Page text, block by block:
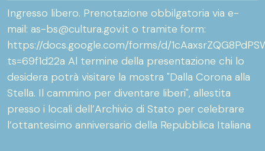
hanno costruito la nostra. A volte basta un nome,
una data, un commento annotato a margine per
cambiare la lettura di un’intera genealogia emotiva.
È da qui che nasce il progetto: offrire ai cittadini la
possibilità di ritrovare ciò che manca e di
raccontare la loro ricerca in un podcast. L’iniziativa
verrà illustrata dal suo ideatore, con la
collaborazione degli archivisti e dei protagonisti
delle storie raccontate nei podcast.
Ingresso libero. Prenotazione obbilgatoria via e-
mail: as-bs@cultura.gov.it o tramite form:
https://docs.google.com/forms/d/
ts=69f1d22a Al termine della presentazione chi lo
desidera potrà visitare la mostra "Dalla Corona alla
Stella. Il cammino per diventare liberi", allestita
presso i locali dell’Archivio di Stato per celebrare
l’ottantesimo anniversario della Repubblica Italiana